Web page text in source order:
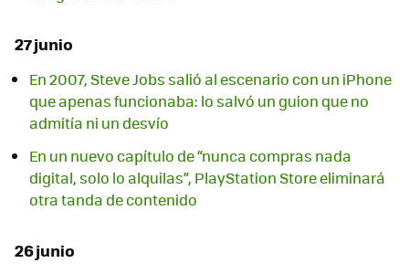
27 junio
En 2007, Steve Jobs salió al escenario con un iPhone
que apenas funcionaba: lo salvó un guion que no
admitía ni un desvío
En un nuevo capítulo de “nunca compras nada
digital, solo lo alquilas”, PlayStation Store eliminará
otra tanda de contenido
26 junio